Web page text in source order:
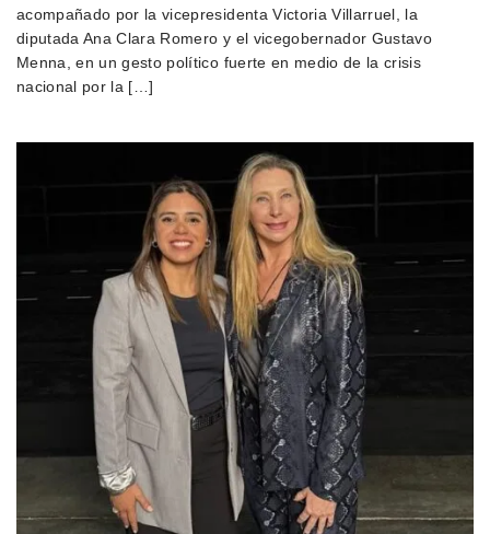
acompañado por la vicepresidenta Victoria Villarruel, la
diputada Ana Clara Romero y el vicegobernador Gustavo
Menna, en un gesto político fuerte en medio de la crisis
nacional por la […]